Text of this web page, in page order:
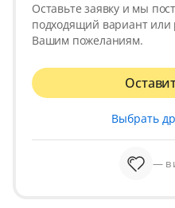
Оставьте заявку и мы
подходящий вариант или
Вашим пожеланиям.
Выбрать
— в